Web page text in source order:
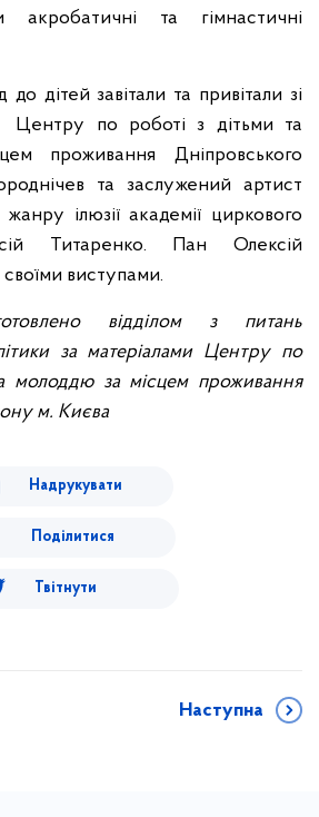
акробатичні та гімнастичні
до дітей завітали та привітали зі
Центру по роботі з дітьми та
проживання Дніпровського
та заслужений артист
ілюзії академії циркового
Титаренко. Пан Олексій
виступами.
відділом з питань
за матеріалами Центру по
молоддю за місцем проживання
м. Києва
Надрукувати
Поділитися
Твітнути
Наступна